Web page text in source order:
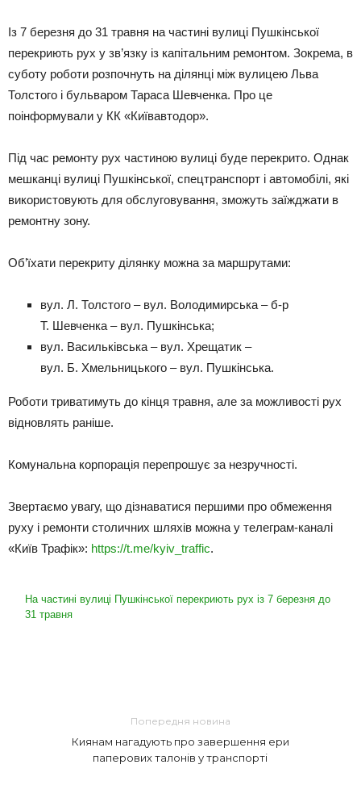
Із 7 березня до 31 травня на частині вулиці Пушкінської
перекриють рух у зв’язку із капітальним ремонтом. Зокрема, в
суботу роботи розпочнуть на ділянці між вулицею Льва
Толстого і бульваром Тараса Шевченка. Про це
поінформували у КК «Київавтодор».
Під час ремонту рух частиною вулиці буде перекрито. Однак
мешканці вулиці Пушкінської, спецтранспорт і автомобілі, які
використовують для обслуговування, зможуть заїжджати в
ремонтну зону.
Об’їхати перекриту ділянку можна за маршрутами:
вул. Л. Толстого – вул. Володимирська – б-р
Т. Шевченка – вул. Пушкінська;
вул. Васильківська – вул. Хрещатик –
вул. Б. Хмельницького – вул. Пушкінська.
Роботи триватимуть до кінця травня, але за можливості рух
відновлять раніше.
Комунальна корпорація перепрошує за незручності.
Звертаємо увагу, що дізнаватися першими про обмеження
руху і ремонти столичних шляхів можна у телеграм-каналі
«Київ Трафік»: https://t.me/kyiv_traffic.
На частині вулиці Пушкінської перекриють рух із 7 березня до
31 травня
Попередня новина
Киянам нагадують про завершення ери
паперових талонів у транспорті